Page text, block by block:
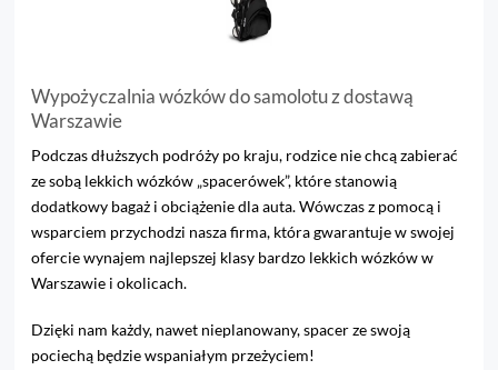
Wypożyczalnia wózków do samolotu z dostawą
Warszawie
Podczas dłuższych podróży po kraju, rodzice nie chcą zabierać
ze sobą lekkich wózków „spacerówek”, które stanowią
dodatkowy bagaż i obciążenie dla auta. Wówczas z pomocą i
wsparciem przychodzi nasza firma, która gwarantuje w swojej
ofercie wynajem najlepszej klasy bardzo lekkich wózków w
Warszawie i okolicach.
Dzięki nam każdy, nawet nieplanowany, spacer ze swoją
pociechą będzie wspaniałym przeżyciem!